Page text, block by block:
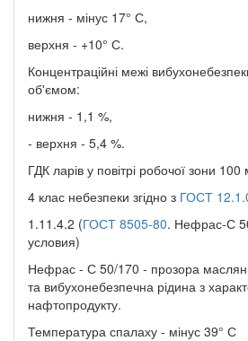
нижня - мінус 17° С,
верхня - +10° С.
Концентраційні межі
об'ємом:
нижня - 1,1 %,
- верхня - 5,4 %.
ГДК ларів у повітрі робочої зони 100
4 клас небезпеки згідно з ГОСТ
1.11.4.2 (ГОСТ 8505-80. Нефрас-С
условия)
Нефрас - С 50/170 - прозора
та вибухонебезпечна рідина з
нафтопродукту.
Температура спалаху - мінус 39° С